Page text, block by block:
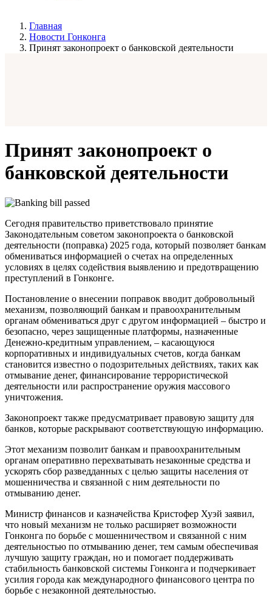
Главная
Новости Гонконга
Принят законопроект о банковской деятельности
Принят законопроект о
банковской деятельности
Сегодня правительство приветствовало принятие
Законодательным советом законопроекта о банковской
деятельности (поправка) 2025 года, который позволяет банкам
обмениваться информацией о счетах на определенных
условиях в целях содействия выявлению и предотвращению
преступлений в Гонконге.
Постановление о внесении поправок вводит добровольный
механизм, позволяющий банкам и правоохранительным
органам обмениваться друг с другом информацией – быстро и
безопасно, через защищенные платформы, назначенные
Денежно-кредитным управлением, – касающуюся
корпоративных и индивидуальных счетов, когда банкам
становится известно о подозрительных действиях, таких как
отмывание денег, финансирование террористической
деятельности или распространение оружия массового
уничтожения.
Законопроект также предусматривает правовую защиту для
банков, которые раскрывают соответствующую информацию.
Этот механизм позволит банкам и правоохранительным
органам оперативно перехватывать незаконные средства и
ускорять сбор разведданных с целью защиты населения от
мошенничества и связанной с ним деятельности по
отмыванию денег.
Министр финансов и казначейства Кристофер Хуэй заявил,
что новый механизм не только расширяет возможности
Гонконга по борьбе с мошенничеством и связанной с ним
деятельностью по отмыванию денег, тем самым обеспечивая
лучшую защиту граждан, но и помогает поддерживать
стабильность банковской системы Гонконга и подчеркивает
усилия города как международного финансового центра по
борьбе с незаконной деятельностью.